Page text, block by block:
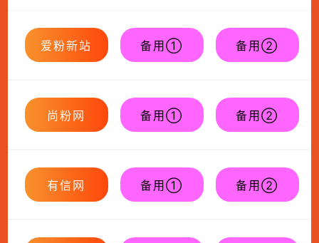
爱粉新站 备用① 备用②
尚粉网 备用① 备用②
有信网 备用① 备用②